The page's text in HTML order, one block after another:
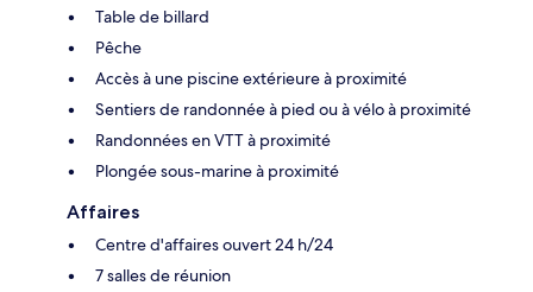
Table de billard
Pêche
Accès à une piscine extérieure à proximité
Sentiers de randonnée à pied ou à vélo à proximité
Randonnées en VTT à proximité
Plongée sous-marine à proximité
Affaires
Centre d'affaires ouvert 24 h/24
7 salles de réunion